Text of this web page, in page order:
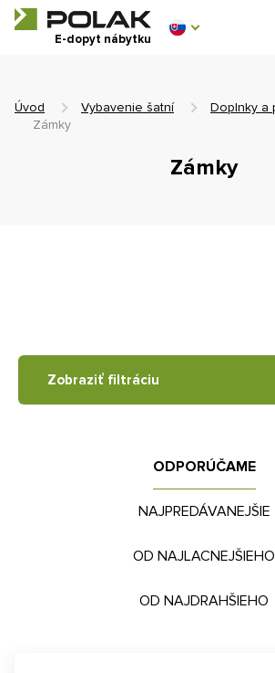
E-dopyt nábytku
Dílenský nábytek
Úvod Vybavenie šatní
Doplnky a
Zámky
Zámky
ODPORÚČAME
NAJPREDÁVANEJŠIE
OD NAJLACNEJŠIEHO
OD NAJDRAHŠIEHO
Zobraziť filtráciu